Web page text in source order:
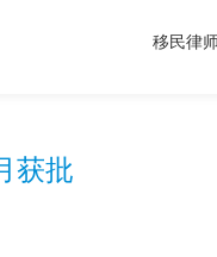
移民律
获批